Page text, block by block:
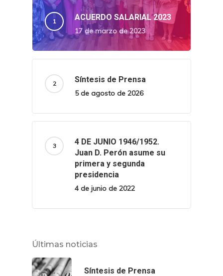
ACUERDO SALARIAL 2023
17 de marzo de 2023
Síntesis de Prensa
5 de agosto de 2026
4 DE JUNIO 1946/1952.
Juan D. Perón asume su
primera y segunda
presidencia
4 de junio de 2022
Últimas noticias
Síntesis de Prensa